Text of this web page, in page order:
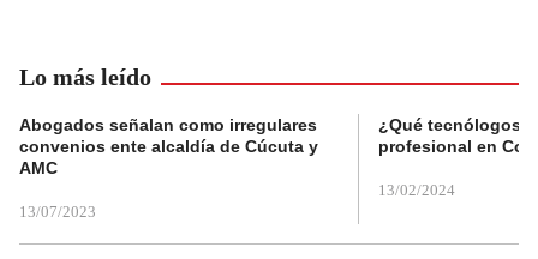
Lo más leído
Abogados señalan como irregulares
convenios ente alcaldía de Cúcuta y
AMC
13/07/2023
¿Qué tecnólogos
profesional en
13/02/2024